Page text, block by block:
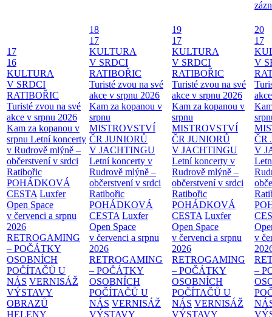
17
16
KULTURA
V SRDCI
RATIBOŘIC
Turisté zvou na své
akce v srpnu 2026
Kam za kopanou v
srpnu Letní koncerty
v Rudrově mlýně –
občerstvení v srdci
Ratibořic
POHÁDKOVÁ
CESTA Luxfer
Open Space
v červenci a srpnu
2026
RETROGAMING
– POČÁTKY
OSOBNÍCH
POČÍTAČŮ U
NÁS VERNISÁŽ
VÝSTAVY
OBRAZŮ
HELENY
18
17
KULTURA
V SRDCI
RATIBOŘIC
Turisté zvou na své
akce v srpnu 2026
Kam za kopanou v
srpnu
MISTROVSTVÍ
ČR JUNIORŮ
V JACHTINGU
Letní koncerty v
Rudrově mlýně –
občerstvení v srdci
Ratibořic
POHÁDKOVÁ
CESTA Luxfer
Open Space
v červenci a srpnu
2026
RETROGAMING
– POČÁTKY
OSOBNÍCH
POČÍTAČŮ U
NÁS VERNISÁŽ
VÝSTAVY
19
17
KULTURA
V SRDCI
RATIBOŘIC
Turisté zvou na své
akce v srpnu 2026
Kam za kopanou v
srpnu
MISTROVSTVÍ
ČR JUNIORŮ
V JACHTINGU
Letní koncerty v
Rudrově mlýně –
občerstvení v srdci
Ratibořic
POHÁDKOVÁ
CESTA Luxfer
Open Space
v červenci a srpnu
2026
RETROGAMING
– POČÁTKY
OSOBNÍCH
POČÍTAČŮ U
NÁS VERNISÁŽ
VÝSTAVY
20
17
V
ČR
V
v
–